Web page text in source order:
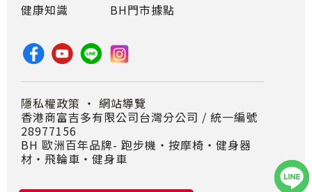
健康知識
BH門市據點
隱私權政策 ・ 網站導覽
香港商富吉多有限公司台灣分公司 / 統一編號
28977156
BH 歐洲百年品牌- 跑步機‧按摩椅‧健身器
材‧飛輪車‧健身車